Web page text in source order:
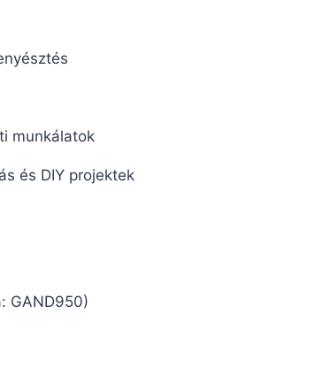
munkálatok
és DIY projektek
GAND950)